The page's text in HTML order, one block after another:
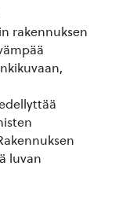
rakennuksen
luvan